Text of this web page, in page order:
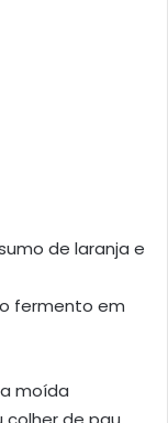
de laranja e
fermento em
moída